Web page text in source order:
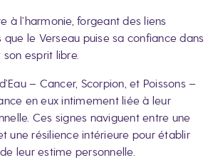
à l’harmonie, forgeant des liens
que le Verseau puise sa confiance dans
esprit libre.
– Cancer, Scorpion, et Poissons –
en eux intimement liée à leur
Ces signes naviguent entre une
une résilience intérieure pour établir
leur estime personnelle.